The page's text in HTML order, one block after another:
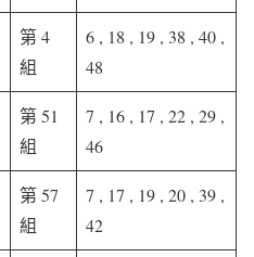
第 4
組
6 , 18 , 19 , 38 , 40 ,
48
第 51
組
7 , 16 , 17 , 22 , 29 ,
46
第 57
組
7 , 17 , 19 , 20 , 39 ,
42